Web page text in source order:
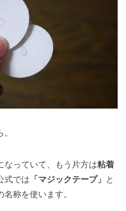
なっていて、もう片方は粘着
式では 「マジックテープ」
と
称を使います。